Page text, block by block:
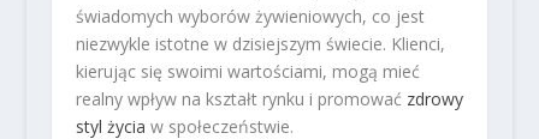
świadomych wyborów żywieniowych, co jest
niezwykle istotne w dzisiejszym świecie. Klienci,
kierując się swoimi wartościami, mogą mieć
realny wpływ na kształt rynku i promować zdrowy
styl życia w społeczeństwie.